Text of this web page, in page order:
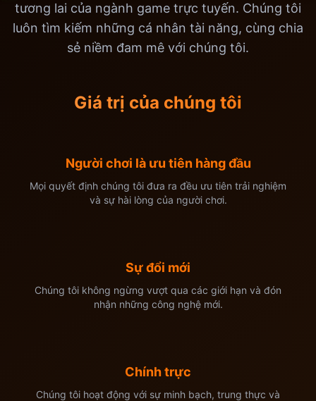
tương lai của ngành game trực tuyến. Chúng tôi
luôn tìm kiếm những cá nhân tài năng, cùng chia
sẻ niềm đam mê với chúng tôi.
Giá trị của chúng tôi
Người chơi là ưu tiên hàng đầu
Mọi quyết định chúng tôi đưa ra đều ưu tiên trải nghiệm
và sự hài lòng của người chơi.
Sự đổi mới
Chúng tôi không ngừng vượt qua các giới hạn và đón
nhận những công nghệ mới.
Chính trực
Chúng tôi hoạt động với sự minh bạch, trung thực và